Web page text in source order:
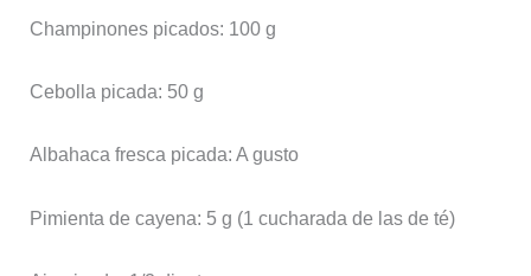
Champinones picados: 100 g
Cebolla picada: 50 g
Albahaca fresca picada: A gusto
Pimienta de cayena: 5 g (1 cucharada de las de té)